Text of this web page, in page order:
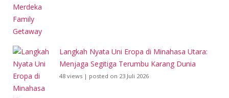
Langkah Nyata Uni Eropa di Minahasa Utara:
Menjaga Segitiga Terumbu Karang Dunia
48 views | posted on 23 Juli 2026